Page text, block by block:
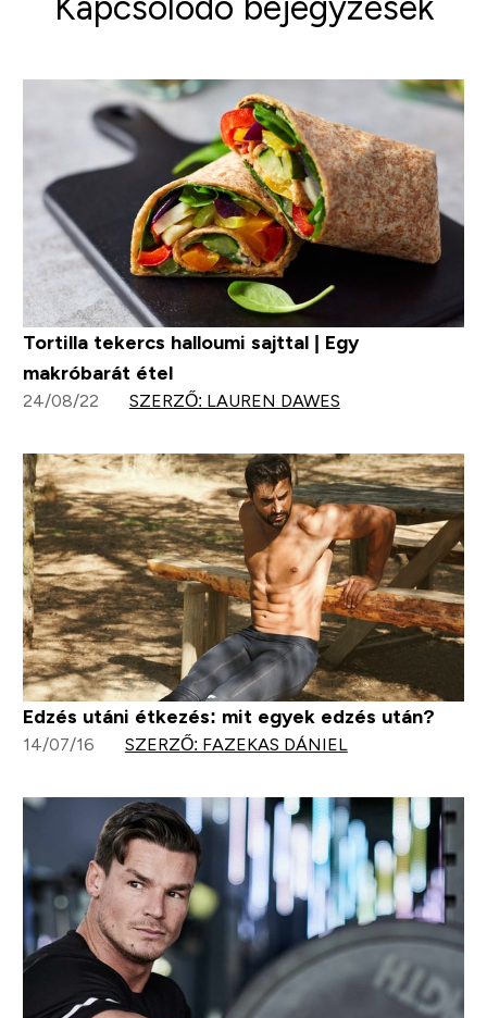
Tortilla tekercs halloumi sajttal | Egy
makróbarát étel
24/08/22 SZERZŐ: LAUREN DAWES
Edzés utáni étkezés: mit egyek edzés után?
14/07/16 SZERZŐ: FAZEKAS DÁNIEL